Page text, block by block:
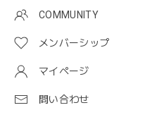
COMMUNITY
メンバーシップ
マイページ
問い合わせ